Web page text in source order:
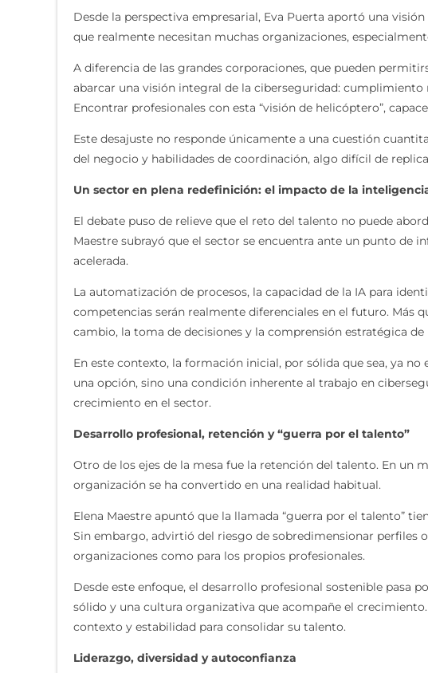
Desde la perspectiva empresarial, Eva Puerta aportó una
que realmente necesitan muchas organizaciones,
A diferencia de las grandes corporaciones, que pueden
abarcar una visión integral de la ciberseguridad:
Encontrar profesionales con esta “visión de helicóptero”,
Este desajuste no responde únicamente a una cuestión
del negocio y habilidades de coordinación, algo difícil de
Un sector en plena redefinición: el impacto de la
El debate puso de relieve que el reto del talento no puede
Maestre subrayó que el sector se encuentra ante un punto de
acelerada.
La automatización de procesos, la capacidad de la IA para
competencias serán realmente diferenciales en el futuro. Más
cambio, la toma de decisiones y la comprensión estratégica de
En este contexto, la formación inicial, por sólida que sea, ya
una opción, sino una condición inherente al trabajo en
crecimiento en el sector.
Desarrollo profesional, retención y “guerra por el talento”
Otro de los ejes de la mesa fue la retención del talento. En
organización se ha convertido en una realidad habitual.
Elena Maestre apuntó que la llamada “guerra por el talento”
Sin embargo, advirtió del riesgo de sobredimensionar perfiles
organizaciones como para los propios profesionales.
Desde este enfoque, el desarrollo profesional sostenible pasa
sólido y una cultura organizativa que acompañe el
contexto y estabilidad para consolidar su talento.
Liderazgo, diversidad y autoconfianza